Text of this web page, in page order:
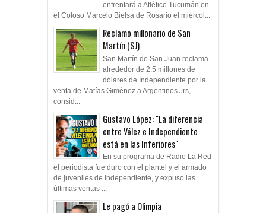
enfrentará a Atlético Tucumán en
el Coloso Marcelo Bielsa de Rosario el miércol...
Reclamo millonario de San
Martín (SJ)
San Martín de San Juan reclama
alrededor de 2.5 millones de
dólares de Independiente por la
venta de Matías Giménez a Argentinos Jrs,
consid...
Gustavo López: "La diferencia
entre Vélez e Independiente
está en las Inferiores"
En su programa de Radio La Red
el periodista fue duro con el plantel y el armado
de juveniles de Independiente, y expuso las
últimas ventas ...
Le pagó a Olimpia